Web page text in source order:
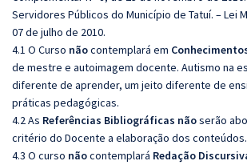
Servidores Públicos do Município de Tatuí. – Lei
07 de julho de 2010.
4.1 O Curso nãocontemplará em
de mestre e autoimagem docente. Autismo na
diferente de aprender, um jeito diferente de
práticas pedagógicas.
4.2 As Referências Bibliográficas nãoserão
critério do Docente a elaboração dos conteúdos.
4.3 O curso nãocontemplará Redação